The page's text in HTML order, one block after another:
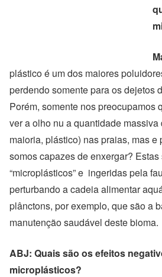
plástico é um dos maiores
perdendo somente para os dejetos
Porém, somente nos preocupamos
ver a olho nu a quantidade
maioria, plástico) nas praias, mas e
somos capazes de enxergar?
“microplásticos” e ingeridas pela
perturbando a cadeia alimentar
plânctons, por exemplo, que são a
manutenção saudável deste bioma.
ABJ: Quais são os efeitos
microplásticos?